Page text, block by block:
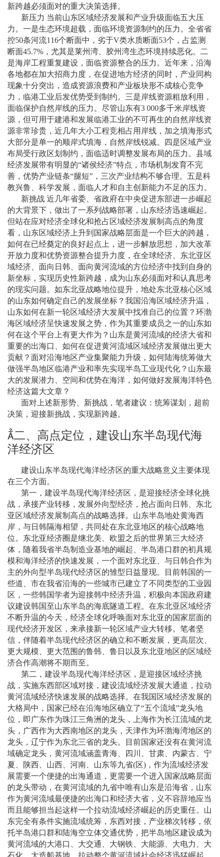
新跨越必须面对的重大决策选择。
新压力 当前山东区域经济发展和产业升级面临五大压
力。一是生态环境超载，面临环境资源制约的压力。全省省
控50条河流116个断面中，劣于V类水质断面53个，占监测
断面45.7% ，尤其是莱州湾、胶州湾生态环境持续恶化。二
是海岸工程重复建设，面临资源整合的压力。近年来，沿海
各地都在加大招商力度，在促进地方经济的同时，产业同构
现象十分突出，造成资源浪费和产业板块形不成核心竞争
力，临港工业后发优势受到制约。三是岸线资源粗放利用，
面临保护自然岸线的压力。尽管山东有3 000多千米岸线资
源，但可用于建港和发展临港工业的不可再生的自然岸线资
源非常珍贵，近几年大小工程竞相占用岸线，加之填海形式
大部分是单一的顺岸式填海，自然岸线锐减。四是区域产业
布局受行政区划制约，面临适时调整发展布局的压力。县域
经济发展带有明显的“诸侯经济”特点，市场机制发育不完
善，优势产业链条“腿短” ，三次产业结构不够合理。五是科
教兴鲁、科学发展，面临人才和自主创新能力不足的压力。
新挑战 近几年省委、省政府在中央促进东部进一步崛起
的大背景下，做出了一系列战略部署，山东经济迅速崛起。
但站在应对经济全球化和抢占区域经济发展制高点的角度
看，山东区域经济上升到国家战略层面是一个巨大的跨越，
如何在已经奠定的良好起点上，进一步解放思想，加大改革
开放力度和优势资源整合提升力度，在全球经济、东北亚区
域经济、面向日韩、面向黄河流域的方位经济中找到自身的
新坐标，实现历史性新跨越，成为山东必须面对和认真思考
的现实问题。如东北亚战略地位提升，地处东北亚核心区域
的山东如何确定自己的发展坐标？我国沿海区域经济升温，
山东如何在新一轮区域经济大发展中找准自己的位置？环渤
海区域经济呈快速发展之势，作为其重要成员之一的山东如
何在这个平台上有更大作为？山东是黄河流域的经济大省和
重要的出海口、如何在促进黄河流域区域经济发展做出更大
贡献？面对沿海地区产业集聚能力升级，如何陆海统筹做大
做强半岛地区临港产业和率先实现半岛工业现代化？山东最
大的发展潜力、空间和优势在海洋，如何做好发展海洋特色
经济这篇大文章？
面对上述新形势、新挑战，笔者建议：统筹谋划，超前
决策，迎接新挑战，实现新跨越。
二、高点定位，建设山东半岛现代海
洋经济区
建设山东半岛现代海洋经济区的重大战略意义主要体现
在三个方面。
第一，建设半岛现代海洋经济区，是迎接经济全球化挑
战，承接产业转移，发展外向型经济，抢占面向日韩、东北
亚区域经济发展制高点的战略选择。山东半岛地处黄海西
岸，与日韩隔海相望，共同处在东北亚地区的核心战略地
位。东北亚经济圈是继北美、欧盟之后的世界第三大经济
体，随着我省半岛制造业基地的崛起、半岛港口群的初具规
模和海洋经济的快速发展，一个面对东北亚、与日韩合作为
主的外向型半岛现代经济区的雏型日益显现。目前韩国的一
些道、市在我省沿海的一些城市已建立了不同类型的工业园
区，一些韩国学者为迎接韩中经济升温，积极向本国政府建
议建设韩国至山东半岛的海底隧道工程。在东北亚区域经济
不断升温的今天，经济全球化呼唤面对东北亚的国家层面的
现代经济开发区，来承接新一轮区域产业大转移。笔者坚
信，伴随着半岛现代经济区的确立和不断发展，更高层次、
更大规模、更大范围的鲁韩、鲁日以及东北亚地区的区域经
济合作高潮将不期而至。
第二，建设半岛现代海洋经济区，是迎接区域经济挑
战，实施东西部区域对接，建设流域经济发展大通道，拉动
黄河流域经济快速发展的战略选择。在我国区域经济发展的
大格局中，国家已经在沿海地区确立了“五个流域”龙头地
位，即广东作为珠江三角洲的龙头，上海作为长江流域的龙
头，广西作为大西南地区的龙头，天津作为环渤海湾地区的
龙头，辽宁作为东北三省的龙头。目前国家还没有在黄河流
域确定龙头，黄河流域涵盖青海、四川、甘肃、内蒙古、宁
夏、陕西、山西、河南、山东等九省(区) ，作为流域经济发
展需要一个便捷的出海通道，更需要一个进入国家战略层面
的龙头带动，在黄河流域的九省中唯有山东是沿海省，山东
作为黄河流域最便捷的出海口和经济大省，义不容辞地应当
而且能够担当起这样一个拉动流域经济崛起的历史重任。山
东完全有条件实施流域统筹，东西对接，产业梯次转移，依
托半岛港口群和陆海空立体交通优势，把半岛地区建设成为
黄河流域的大港口、大交通、大钢铁、大能源、大电力、大
石化、大造船基地，拉动整个黄河流域社会经济迅猛崛起。